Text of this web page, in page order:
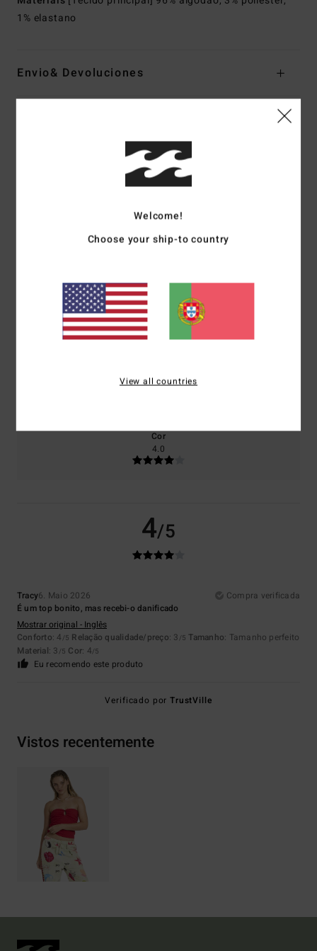
1% elastano
Envio& Devoluciones
Pontuação média
4.0/5
Conforto
4.0
Relação qualidade/preço
Tamanho
Cor
4.0
4/5
Tracy6. Maio 2026
Compra verificada
É um top bonito, mas recebi-o danificado
Mostrar original - Inglês
Conforto: 4 /5 Relação qualidade/preço: 3 /5 Tamanho: Tamanho perfeito
Material: 3 /5 Cor: 4/5
Eu recomendo este produto
Verificado porTrustVille
Vistos recentemente
Welcome!
Choose your ship-to country
View all countries